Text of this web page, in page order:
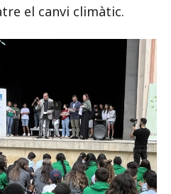
el canvi climàtic.